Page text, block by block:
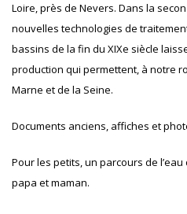
Loire, près de Nevers. Dans la
nouvelles technologies de
bassins de la fin du XIXe siècle
production qui permettent, à notre
Marne et de la Seine.
Documents anciens, affiches et
Pour les petits, un parcours de
papa et maman.